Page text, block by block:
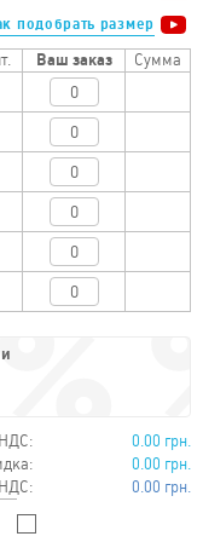
подобрать размер
Ваш заказ Сумма
0.00 грн.
0.00 грн.
0.00 грн.